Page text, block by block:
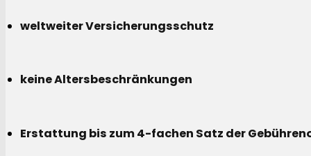
weltweiter Versicherungsschutz
keine Altersbeschränkungen
Erstattung bis zum 4-fachen Satz der